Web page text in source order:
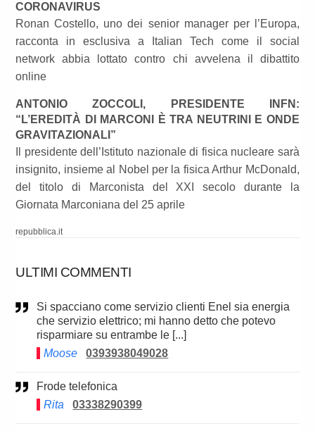
CORONAVIRUS
Ronan Costello, uno dei senior manager per l’Europa,
racconta in esclusiva a Italian Tech come il social
network abbia lottato contro chi avvelena il dibattito
online
ANTONIO ZOCCOLI, PRESIDENTE INFN:
“L’EREDITÀ DI MARCONI È TRA NEUTRINI E ONDE
GRAVITAZIONALI”
Il presidente dell’Istituto nazionale di fisica nucleare sarà
insignito, insieme al Nobel per la fisica Arthur McDonald,
del titolo di Marconista del XXI secolo durante la
Giornata Marconiana del 25 aprile
repubblica.it
ULTIMI COMMENTI
Si spacciano come servizio clienti Enel sia energia
che servizio elettrico; mi hanno detto che potevo
risparmiare su entrambe le [...]
Moose
0393938049028
Frode telefonica
Rita
03338290399